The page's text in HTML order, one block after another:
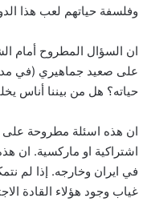
وفلسفة حياتهم لعب هذا
ان السؤال المطروح أمام
على صعيد جماهيري (في
حياته؟ هل من بيننا أناس
ان هذه اسئلة مطروحة على
اشتراكية او ماركسية. ان
في ايران وخارجه. إذا لم
غياب وجود هؤلاء القادة